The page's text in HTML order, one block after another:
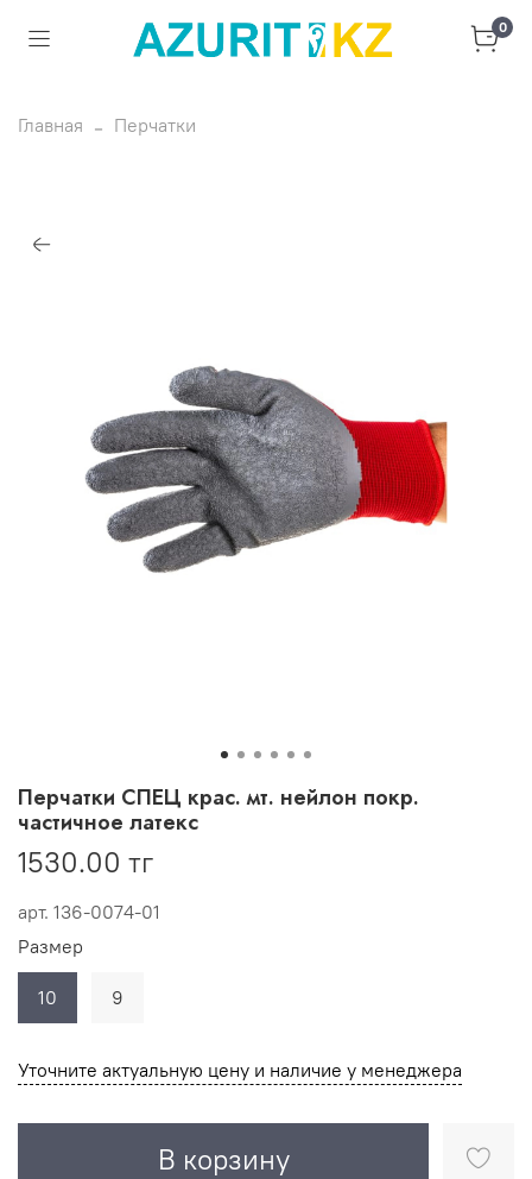
0
Главная Перчатки
арт. 136-0074-01
Перчатки СПЕЦ крас. мт. нейлон покр.
частичное латекс
1530.00 тг
Уточните актуальную цену и наличие у менеджера
В корзину
Размер
10 9